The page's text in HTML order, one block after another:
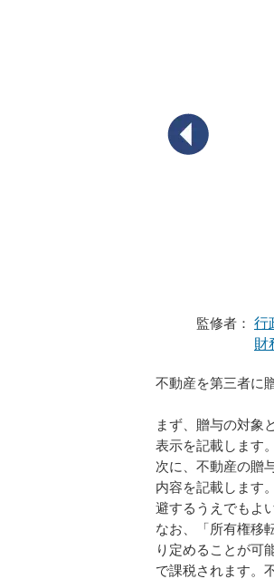
監修者： 行
財
不動産を第三者に
まず、贈与の対象
表示を記載します。
次に、不動産の贈
内容を記載します
避するうえでもよ
なお、「所有権移
り定めることが可
で課税されます。